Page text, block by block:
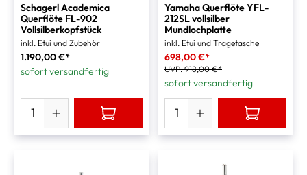
Schagerl Academica
Querflöte FL-902
Vollsilberkopfstück
inkl. Etui und Zubehör
1.190,00 €*
sofort versandfertig
Yamaha Querflöte YFL-
212SL vollsilber
Mundlochplatte
inkl. Etui und Tragetasche
698,00 €*
UVP:918,00 €*
sofort versandfertig